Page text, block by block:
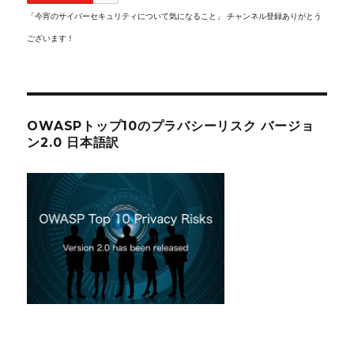
「今宵のサイバーセキュリティについて気になること」 チャンネル登録ありがとう
ございます！
OWASPトップ10のプラバシーリスク バージョ
ン2.0 日本語訳